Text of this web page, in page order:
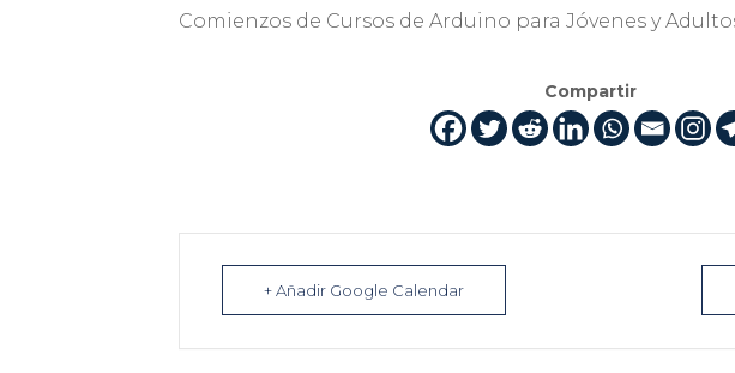
Comienzos de Cursos de Arduino para Jóvenes y
Compartir
+ Añadir Google Calendar